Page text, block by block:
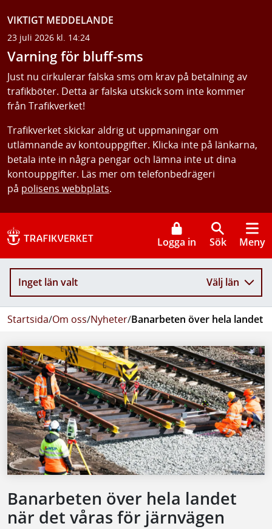
VIKTIGT MEDDELANDE
23 juli 2026 kl. 14:24
Varning för bluff-sms
Just nu cirkulerar falska sms om krav på betalning av
trafikböter. Detta är falska utskick som inte kommer
från Trafikverket!
Trafikverket skickar aldrig ut uppmaningar om
utlämnande av kontouppgifter. Klicka inte på länkarna,
betala inte in några pengar och lämna inte ut dina
kontouppgifter. Läs mer om telefonbedrägeri
på polisens webbplats.
Logga in Sök Meny
Inget län valt Välj län
Startsida/Om oss/Nyheter/Banarbeten över hela landet
Banarbeten över hela landet
när det våras för järnvägen